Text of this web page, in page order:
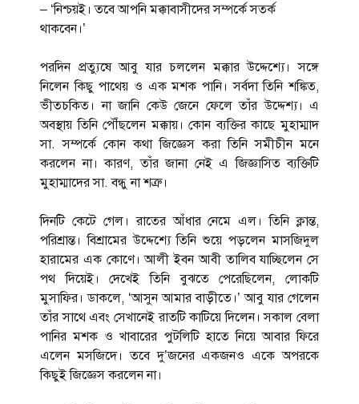
– ‘নিশ্চয়ই। তবে আপনি মক্কাবাসীদের সম্পর্কে সতর্ক
থাকবেন।’
পরদিন প্রত্যুষে আবু যার চললেন মক্কার উদ্দেশ্যে। সঙ্গে
নিলেন কিছু পাথেয় ও এক মশক পানি। সর্বদা তিনি শঙ্কিত,
ভীতচকিত। না জানি কেউ জেনে ফেলে তাঁর উদ্দেশ্য। এ
অবস্থায় তিনি পৌঁছলেন মক্কায়। কোন ব্যক্তির কাছে মুহাম্মাদ
সা. সম্পর্কে কোন কথা জিজ্ঞেস করা তিনি সমীচীন মনে
করলেন না। কারণ, তাঁর জানা নেই এ জিজ্ঞাসিত ব্যক্তিটি
মুহাম্মাদের সা. বন্ধু না শত্রু।
দিনটি কেটে গেল। রাতের আঁধার নেমে এল। তিনি ক্লান্ত,
পরিশ্রান্ত। বিশ্রামের উদ্দেশ্যে তিনি শুয়ে পড়লেন মাসজিদুল
হারামের এক কোণে। আলী ইবন আবী তালিব যাচ্ছিলেন সে
পথ দিয়েই। দেখেই তিনি বুঝতে পেরেছিলেন, লোকটি
মুসাফির। ডাকলে, ‘আসুন আমার বাড়ীতে।’ আবু যার গেলেন
তাঁর সাথে এবং সেখানেই রাতটি কাটিয়ে দিলেন। সকাল বেলা
পানির মশক ও খাবারের পুটলিটি হাতে নিয়ে আবার ফিরে
এলেন মসজিদে। তবে দু’জনের একজনও একে অপরকে
কিছুই জিজ্ঞেস করলেন না।